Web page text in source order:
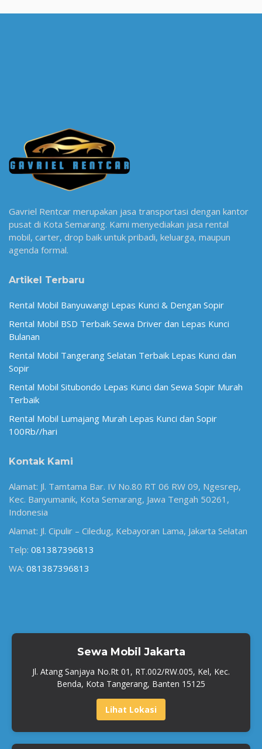
Gavriel Rentcar merupakan jasa transportasi dengan kantor
pusat di Kota Semarang. Kami menyediakan jasa rental
mobil, carter, drop baik untuk pribadi, keluarga, maupun
agenda formal.
Artikel Terbaru
Rental Mobil Banyuwangi Lepas Kunci & Dengan Sopir
Rental Mobil BSD Terbaik Sewa Driver dan Lepas Kunci
Bulanan
Rental Mobil Tangerang Selatan Terbaik Lepas Kunci dan
Sopir
Rental Mobil Situbondo Lepas Kunci dan Sewa Sopir Murah
Terbaik
Rental Mobil Lumajang Murah Lepas Kunci dan Sopir
100Rb//hari
Kontak Kami
Alamat: Jl. Tamtama Bar. IV No.80 RT 06 RW 09, Ngesrep,
Kec. Banyumanik, Kota Semarang, Jawa Tengah 50261,
Indonesia
Alamat: Jl. Cipulir – Ciledug, Kebayoran Lama, Jakarta Selatan
Telp: 081387396813
WA: 081387396813
Sewa Mobil Jakarta
Jl. Atang Sanjaya No.Rt 01, RT.002/RW.005, Kel, Kec.
Benda, Kota Tangerang, Banten 15125
Lihat Lokasi